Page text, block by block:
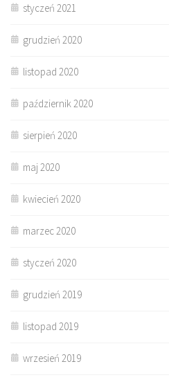
styczeń 2021
grudzień 2020
listopad 2020
październik 2020
sierpień 2020
maj 2020
kwiecień 2020
marzec 2020
styczeń 2020
grudzień 2019
listopad 2019
wrzesień 2019